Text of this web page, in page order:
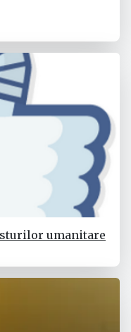
umanitare